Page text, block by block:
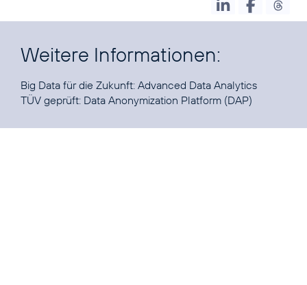
Weitere Informationen:
Big Data für die Zukunft: Advanced Data Analytics
TÜV geprüft: Data Anonymization Platform (DAP)